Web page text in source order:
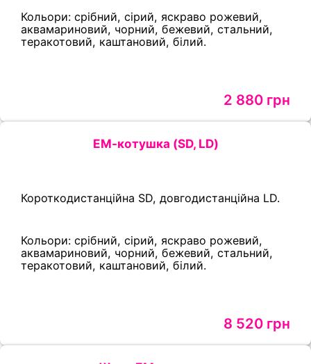
Кольори: срібний, сірий, яскраво рожевий,
аквамариновий, чорний, бежевий, стальний,
теракотовий, каштановий, білий.
2 880 грн
ЕМ-котушка (SD, LD)
Короткодистанційна SD, довгодистанційна LD.
Кольори: срібний, сірий, яскраво рожевий,
аквамариновий, чорний, бежевий, стальний,
теракотовий, каштановий, білий.
8 520 грн